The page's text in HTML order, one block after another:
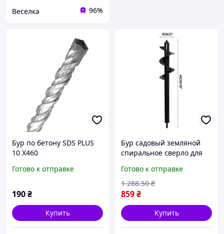
Веселка 96%
Бур по бетону SDS PLUS
10 Х460
Готово к отправке
190₴
Купить
Бур садовый земляной
спиральное сверло для
растений и деревьев 8 см
45 см FLAME
Готово к отправке
859₴
1 288.50 ₴
Купить